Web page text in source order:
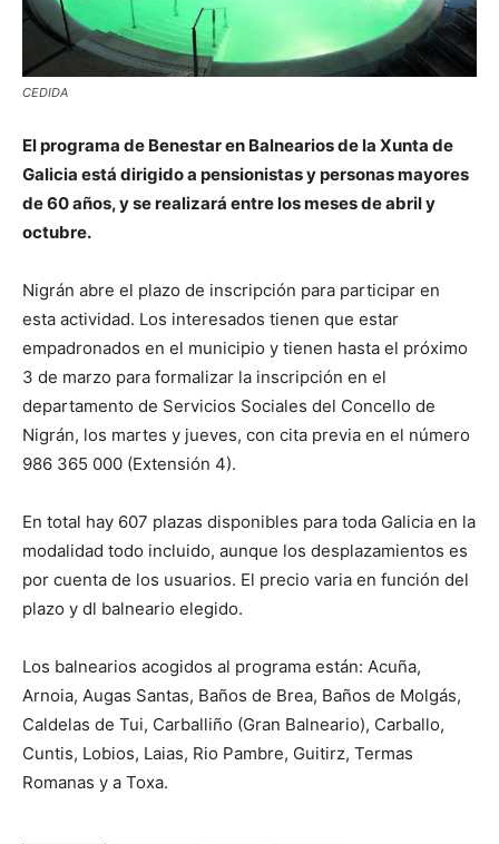
CEDIDA
El programa de Benestar en Balnearios de la Xunta de
Galicia está dirigido a pensionistas y personas mayores
de 60 años, y se realizará entre los meses de abril y
octubre.
Nigrán abre el plazo de inscripción para participar en
esta actividad. Los interesados tienen que estar
empadronados en el municipio y tienen hasta el próximo
3 de marzo para formalizar la inscripción en el
departamento de Servicios Sociales del Concello de
Nigrán, los martes y jueves, con cita previa en el número
986 365 000 (Extensión 4).
En total hay 607 plazas disponibles para toda Galicia en la
modalidad todo incluido, aunque los desplazamientos es
por cuenta de los usuarios. El precio varia en función del
plazo y dl balneario elegido.
Los balnearios acogidos al programa están: Acuña,
Arnoia, Augas Santas, Baños de Brea, Baños de Molgás,
Caldelas de Tui, Carballiño (Gran Balneario), Carballo,
Cuntis, Lobios, Laias, Rio Pambre, Guitirz, Termas
Romanas y a Toxa.